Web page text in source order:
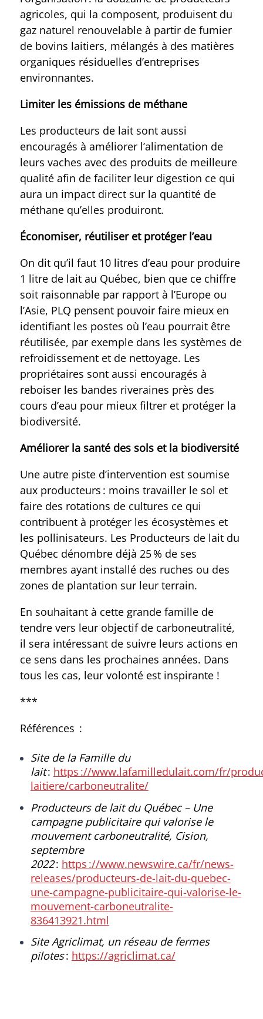
agricoles, qui la composent, produisent du
gaz naturel renouvelable à partir de fumier
de bovins laitiers, mélangés à des matières
organiques résiduelles d’entreprises
environnantes.
Limiter les émissions de méthane
Les producteurs de lait sont aussi
encouragés à améliorer l’alimentation de
leurs vaches avec des produits de meilleure
qualité afin de faciliter leur digestion ce qui
aura un impact direct sur la quantité de
méthane qu’elles produiront.
Économiser, réutiliser et protéger l’eau
On dit qu’il faut 10 litres d’eau pour produire
1 litre de lait au Québec, bien que ce chiffre
soit raisonnable par rapport à l’Europe ou
l’Asie, PLQ pensent pouvoir faire mieux en
identifiant les postes où l’eau pourrait être
réutilisée, par exemple dans les systèmes de
refroidissement et de nettoyage. Les
propriétaires sont aussi encouragés à
reboiser les bandes riveraines près des
cours d’eau pour mieux filtrer et protéger la
biodiversité.
Améliorer la santé des sols et la biodiversité
Une autre piste d’intervention est soumise
aux producteurs : moins travailler le sol et
faire des rotations de cultures ce qui
contribuent à protéger les écosystèmes et
les pollinisateurs. Les Producteurs de lait du
Québec dénombre déjà 25 % de ses
membres ayant installé des ruches ou des
zones de plantation sur leur terrain.
En souhaitant à cette grande famille de
tendre vers leur objectif de carboneutralité,
il sera intéressant de suivre leurs actions en
ce sens dans les prochaines années. Dans
tous les cas, leur volonté est inspirante !
***
Références :
Site de la Famille du
lait: https ://www.lafamilledulait.com/fr/
laitiere/carboneutralite/
Producteurs de lait du Québec – Une
campagne publicitaire qui valorise le
mouvement carboneutralité, Cision,
septembre
2022: https ://www.newswire.ca/fr/news-
releases/producteurs-de-lait-du-quebec-
une-campagne-publicitaire-qui-valorise-le-
mouvement-carboneutralite-
836413921.html
Site Agriclimat, un réseau de fermes
pilotes: https://agriclimat.ca/